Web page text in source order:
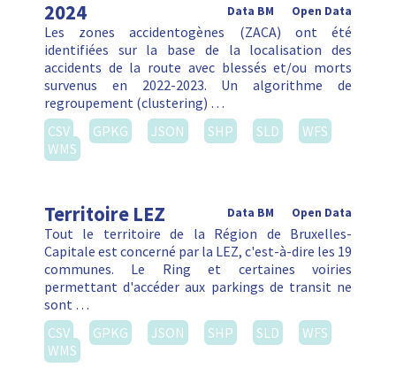
2024 Open Data
Data BM
Les zones accidentogènes (ZACA) ont été
identifiées sur la base de la localisation des
accidents de la route avec blessés et/ou morts
survenus en 2022-2023. Un algorithme de
regroupement (clustering) …
CSV
GPKG JSON SHP SLD
WFS
WMS
Territoire LEZ Open Data
Data BM
Tout le territoire de la Région de Bruxelles-
Capitale est concerné par la LEZ, c'est-à-dire les 19
communes. Le Ring et certaines voiries
permettant d'accéder aux parkings de transit ne
sont …
CSV
GPKG JSON SHP SLD
WFS
WMS